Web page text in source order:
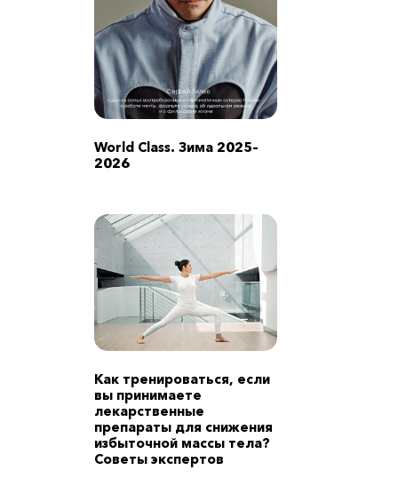
World Class. Зима 2025–
2026
Как тренироваться, если
вы принимаете
лекарственные
препараты для снижения
избыточной массы тела?
Советы экспертов